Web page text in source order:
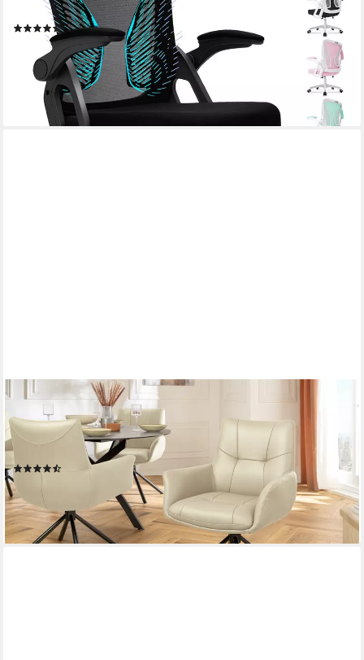
Rückenstütze), Platzsparend, Atmungsaktives Mesh, 150 kg
Belastbarkeit
(276)
54,98 € UVP 199,99 €
-73%
lieferbar - in 5-6 Werktagen bei dir
+2
RIESS-AMBIENTE
Drehstuhl SIGNATURE beige /schwarz - Echtleder, Metall, 360°
drehbar, Federkern (Einzelartikel, 1 St), Armlehnen-Polsterstuhl -
ideal für Wohn-, Arbeits-, Esszimmer & Büro
(5)
199,95 €
lieferbar - in 6-7 Werktagen bei dir
+1